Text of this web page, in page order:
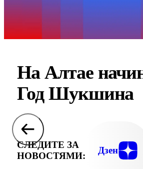
На Алтае
Год Шукшина
СЛЕДИТЕ ЗА
НОВОСТЯМИ:
Дзен